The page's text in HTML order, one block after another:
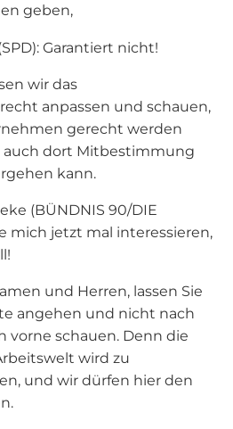
geben,
Garantiert nicht!
wir das
anpassen und schauen,
gerecht werden
dort Mitbestimmung
kann.
(BÜNDNIS 90/DIE
mich jetzt mal interessieren,
und Herren, lassen Sie
angehen und nicht nach
vorne schauen. Denn die
wird zu
und wir dürfen hier den